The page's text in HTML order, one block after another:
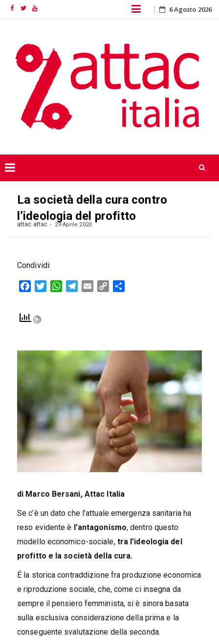
FacebookTwitterYouTube Skip
content
6 Agosto 2026
La società della cura contro
l’ideologia del profitto
attac attac 29 Aprile 2020
Condividi:
FacebookTwitterWhatsAppTelegram
Email
Copy
di Marco Bersani, Attac Italia
Se c’è un dato che l’attuale emergenza sanitaria ha
reso evidente è l’antagonismo, dentro questo
modello economico-sociale,tra l’ideologia del
profitto e la società della cura.
É la storica contraddizione fra produzione economica
e riproduzione sociale, che, come ci insegna da
sempre il pensiero femminista, si è sinora basata
sulla esclusiva considerazione della prima e la
conseguente svalutazione della seconda.